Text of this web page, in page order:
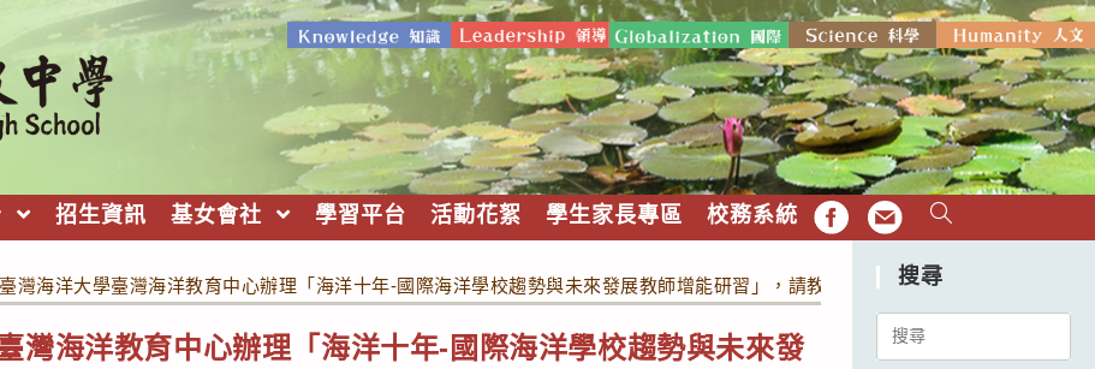
招生資訊 基女會社 學習平台 活動花絮 學生家長專區 校務系統 FB EMAIL
灣海洋大學臺灣海洋教育中心辦理「海洋十年-國際海洋學校趨勢與未來發展教師增能研習」，請教師踴躍報名參與。
灣海洋教育中心辦理「海洋十年-國際海洋學校趨勢與未來發
搜尋
Search